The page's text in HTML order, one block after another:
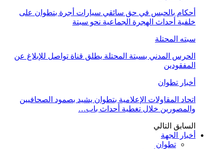
أحكام بالحبس في حق سائقي سيارات أجرة بتطوان على
خلفية أحداث الهجرة الجماعية نحو سبتة
سبته المحتلة
الحرس المدني بسبتة المحتلة يطلق قناة تواصل للإبلاغ عن
المفقودين
أخبار تطوان
اتحاد المقاولات الإعلامية بتطوان يشيد بصمود الصحافيين
والمصورين خلال تغطية أحداث باب…
السابق التالي
أخبار الجهة
تطوان